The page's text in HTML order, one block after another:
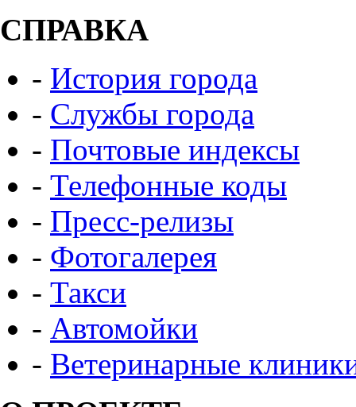
СПРАВКА
- История города
- Службы города
- Почтовые индексы
- Телефонные коды
- Пресс-релизы
- Фотогалерея
- Такси
- Автомойки
- Ветеринарные